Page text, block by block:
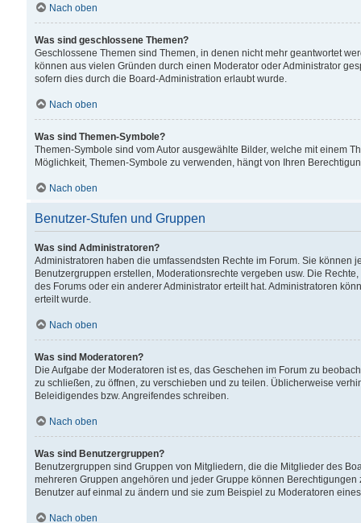
Nach oben
Was sind geschlossene Themen?
Geschlossene Themen sind Themen, in denen nicht mehr geantwortet
können aus vielen Gründen durch einen Moderator oder Administrator
sofern dies durch die Board-Administration erlaubt wurde.
Nach oben
Was sind Themen-Symbole?
Themen-Symbole sind vom Autor ausgewählte Bilder, welche mit einem
Möglichkeit, Themen-Symbole zu verwenden, hängt von Ihren
Nach oben
Benutzer-Stufen und Gruppen
Was sind Administratoren?
Administratoren haben die umfassendsten Rechte im Forum. Sie können
Benutzergruppen erstellen, Moderationsrechte vergeben usw. Die
des Forums oder ein anderer Administrator erteilt hat. Administratoren
erteilt wurde.
Nach oben
Was sind Moderatoren?
Die Aufgabe der Moderatoren ist es, das Geschehen im Forum zu
zu schließen, zu öffnen, zu verschieben und zu teilen. Üblicherweise
Beleidigendes bzw. Angreifendes schreiben.
Nach oben
Was sind Benutzergruppen?
Benutzergruppen sind Gruppen von Mitgliedern, die die Mitglieder des
mehreren Gruppen angehören und jeder Gruppe können
Benutzer auf einmal zu ändern und sie zum Beispiel zu Moderatoren
Nach oben